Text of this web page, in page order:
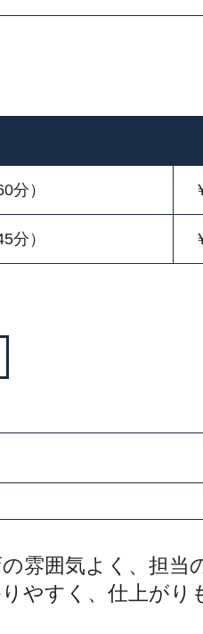
分）
分）
雰囲気よく、担当
やすく、仕上がり